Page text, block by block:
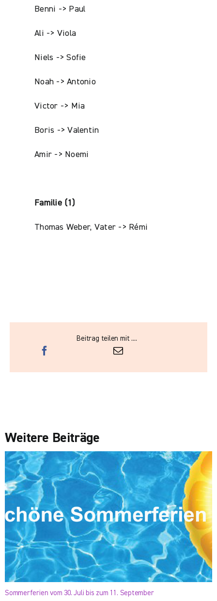
Benni -> Paul
Ali -> Viola
Niels -> Sofie
Noah -> Antonio
Victor -> Mia
Boris -> Valentin
Amir -> Noemi
Familie (1)
Thomas Weber, Vater -> Rémi
Beitrag teilen mit ....
Weitere Beiträge
Sommerferien vom 30. Juli bis zum 11. September